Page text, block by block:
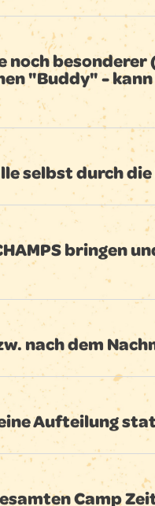
noch
"Buddy" -
selbst durch
bringen
nach dem
Aufteilung
Camp